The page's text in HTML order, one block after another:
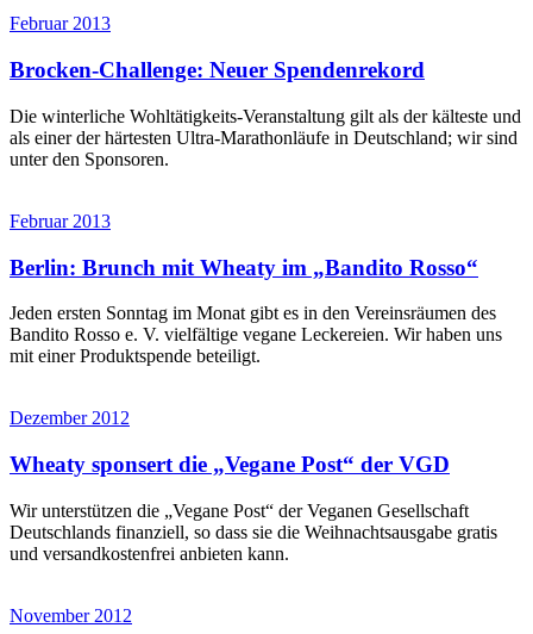
Februar 2013
Brocken-Challenge: Neuer Spendenrekord
Die winterliche Wohltätigkeits-Veranstaltung gilt als der kälteste und
als einer der härtesten Ultra-Marathonläufe in Deutschland; wir sind
unter den Sponsoren.
Februar 2013
Berlin: Brunch mit Wheaty im „Bandito Rosso“
Jeden ersten Sonntag im Monat gibt es in den Vereinsräumen des
Bandito Rosso e. V. vielfältige vegane Leckereien. Wir haben uns
mit einer Produktspende beteiligt.
Dezember 2012
Wheaty sponsert die „Vegane Post“ der VGD
Wir unterstützen die „Vegane Post“ der Veganen Gesellschaft
Deutschlands finanziell, so dass sie die Weihnachtsausgabe gratis
und versandkostenfrei anbieten kann.
November 2012